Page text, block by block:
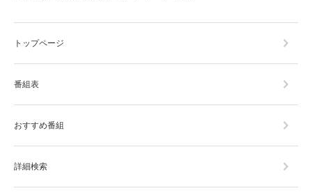
トップページ
番組表
おすすめ番組
詳細検索